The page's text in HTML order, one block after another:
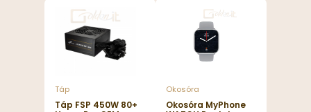
Táp
Táp FSP 450W 80+
Okosóra
Okosóra MyPhone